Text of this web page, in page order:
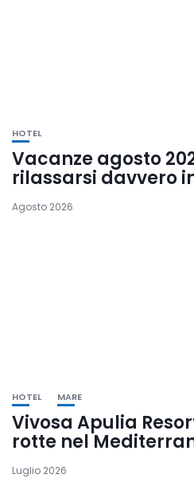
HOTEL
Vacanze agosto
rilassarsi davvero
Agosto 2026
HOTEL MARE
Vivosa Apulia
rotte nel
Luglio 2026